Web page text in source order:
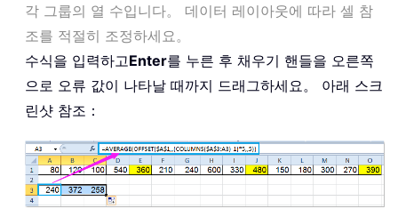
각 그룹의 열 수입니다。 데이터 레이아웃에 따라 셀 참
조를 적절히 조정하세요。
수식을 입력하고Enter를 누른 후 채우기 핸들을 오른쪽
으로 오류 값이 나타날 때까지 드래그하세요。 아래 스크
린샷 참조：